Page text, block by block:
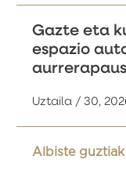
Gazte eta
espazio
Uztaila / 30,
Albiste guztiak